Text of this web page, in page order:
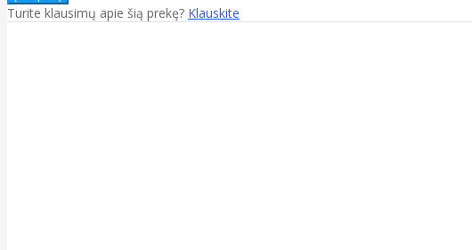
Turite klausimų apie šią prekę? Klauskite